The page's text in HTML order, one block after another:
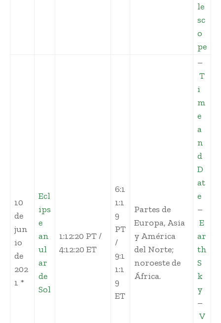
le
sc
o
pe
10
de
jun
io
de
202
1 *
Ecl
ips
e
an
ul
ar
de
Sol
1:12:20 PT /
4:12:20 ET
6:1
1:1
9
PT
/
9:1
1:1
9
ET
Partes de
Europa, Asia
y América
del Norte;
noroeste de
África.
–
T
i
m
e
a
n
d
D
at
e
–
E
ar
th
S
k
y
–
V